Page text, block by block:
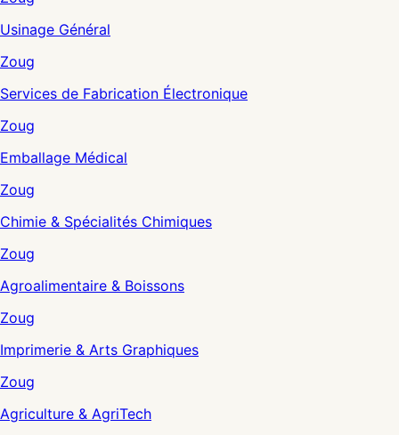
Usinage Général
Zoug
Services de Fabrication Électronique
Zoug
Emballage Médical
Zoug
Chimie & Spécialités Chimiques
Zoug
Agroalimentaire & Boissons
Zoug
Imprimerie & Arts Graphiques
Zoug
Agriculture & AgriTech